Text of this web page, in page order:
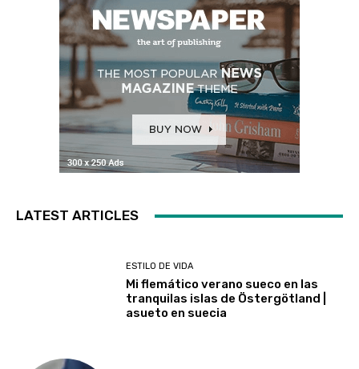
LATEST ARTICLES
ESTILO DE VIDA
Mi flemático verano sueco en las
tranquilas islas de Östergötland |
asueto en suecia